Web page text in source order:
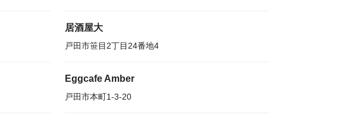
居酒屋大
戸田市笹目2丁目24番地4
Eggcafe Amber
戸田市本町1-3-20